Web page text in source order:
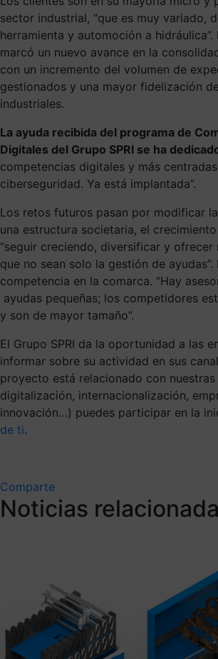
sector industrial, “que es muy variado,
herramienta y automoción a hidráulica”.
marcó un nuevo avance en la
con un incremento del volumen de
gestionados y una mayor fidelización
industriales.
La ayuda recibida del programa de
Digitales del Grupo SPRI se ha
competencias digitales y más
ciberseguridad. Ya está implantada”.
Los retos futuros pasan por modificar
una estructura societaria, el
“seguir creciendo, diversificar y ofrecer
que no sean solo la gestión de
competencia en la comarca. “Hay
ayudas pequeñas; los competidores
y son de mayor tamaño”.
El Grupo SPRI da la oportunidad a las
informar sobre su actividad en sus
proyecto está relacionado con
digitalización, internacionalización,
innovación…) puedes participar en la
de ti.
Comparte
Noticias